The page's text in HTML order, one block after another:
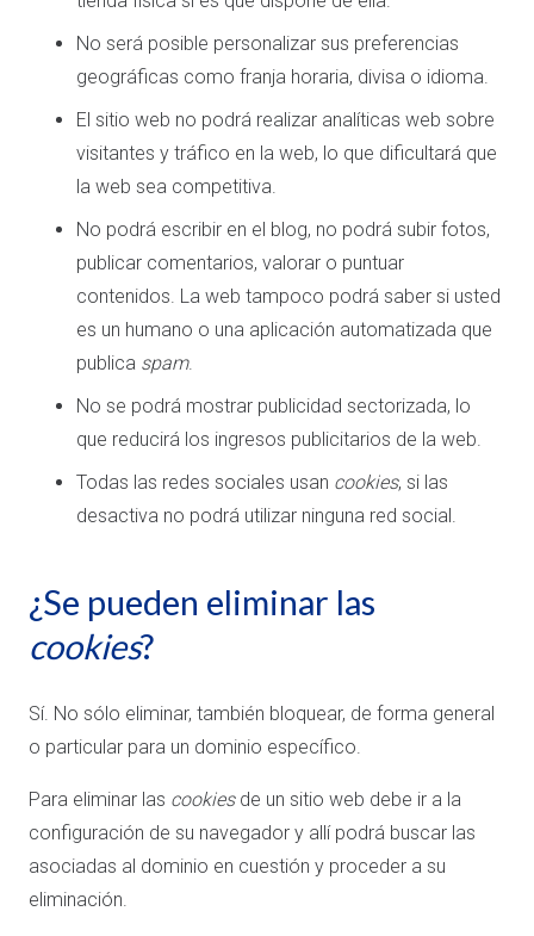
No será posible personalizar sus preferencias
geográficas como franja horaria, divisa o idioma.
El sitio web no podrá realizar analíticas web sobre
visitantes y tráfico en la web, lo que dificultará que
la web sea competitiva.
No podrá escribir en el blog, no podrá subir fotos,
publicar comentarios, valorar o puntuar
contenidos. La web tampoco podrá saber si usted
es un humano o una aplicación automatizada que
publica spam.
No se podrá mostrar publicidad sectorizada, lo
que reducirá los ingresos publicitarios de la web.
Todas las redes sociales usan cookies, si las
desactiva no podrá utilizar ninguna red social.
¿Se pueden eliminar las
cookies?
Sí. No sólo eliminar, también bloquear, de forma general
o particular para un dominio específico.
Para eliminar las cookiesde un sitio web debe ir a la
configuración de su navegador y allí podrá buscar las
asociadas al dominio en cuestión y proceder a su
eliminación.